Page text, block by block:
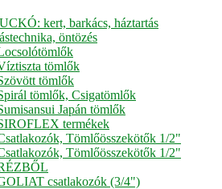
kert, barkács, háztartás
öntözés
tömlők
tömlők
tömlők, Csigatömlők
Japán tömlők
termékek
Tömlőösszekötők 1/2"
Tömlőösszekötők 1/2"
csatlakozók (3/4")